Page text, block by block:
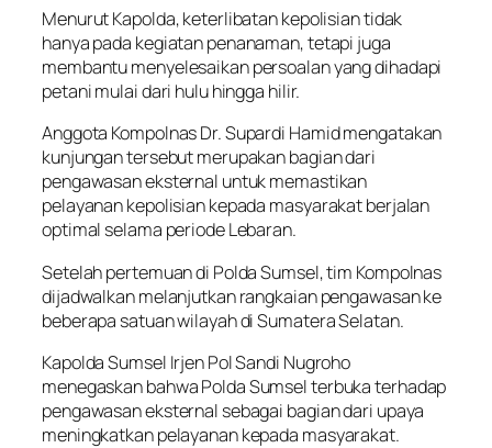
Menurut Kapolda, keterlibatan kepolisian tidak
hanya pada kegiatan penanaman, tetapi juga
membantu menyelesaikan persoalan yang dihadapi
petani mulai dari hulu hingga hilir.
Anggota Kompolnas Dr. Supardi Hamid mengatakan
kunjungan tersebut merupakan bagian dari
pengawasan eksternal untuk memastikan
pelayanan kepolisian kepada masyarakat berjalan
optimal selama periode Lebaran.
Setelah pertemuan di Polda Sumsel, tim Kompolnas
dijadwalkan melanjutkan rangkaian pengawasan ke
beberapa satuan wilayah di Sumatera Selatan.
Kapolda Sumsel Irjen Pol Sandi Nugroho
menegaskan bahwa Polda Sumsel terbuka terhadap
pengawasan eksternal sebagai bagian dari upaya
meningkatkan pelayanan kepada masyarakat.